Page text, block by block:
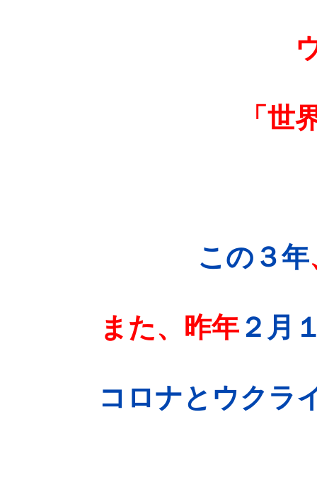
「世
この３年
また、昨年 ２月
コロナとウクラ